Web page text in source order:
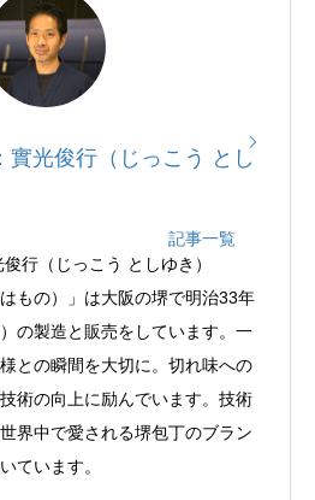
實光俊行（じっこう とし
記事一覧
行（じっこう としゆき）
もの）」は大阪の堺で明治33年
の製造と販売をしています。一
との瞬間を大切に。切れ味への
術の向上に励んでいます。技術
界中で愛される堺包丁のブラン
ています。